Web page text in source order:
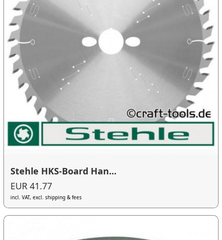
Stehle HKS-Board Han...
EUR 41.77
incl. VAT, excl. shipping & fees